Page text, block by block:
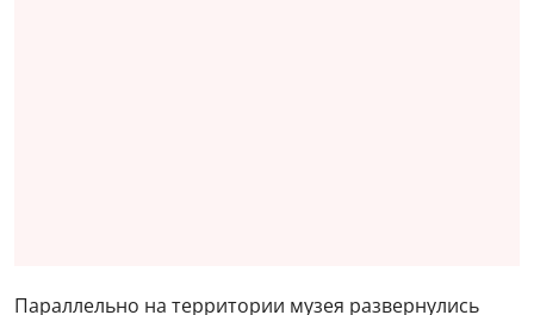
Параллельно на территории музея развернулись